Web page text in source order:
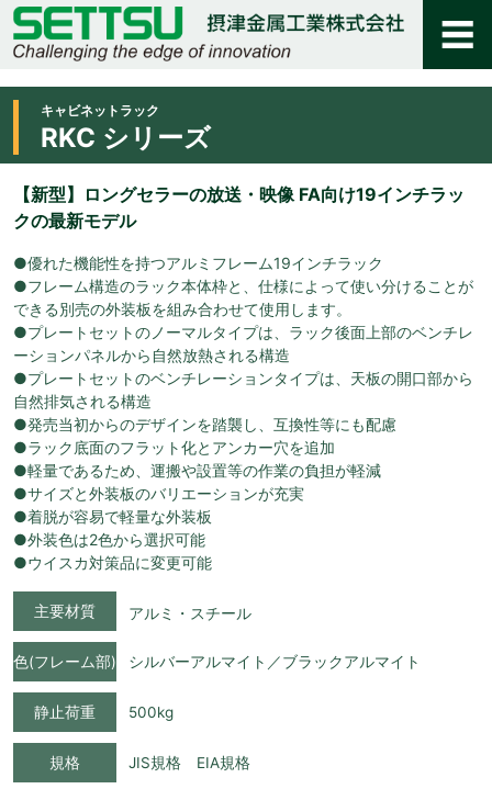
キャビネットラック
RKC シリーズ
【新型】ロングセラーの放送・映像 FA向け19インチラッ
クの最新モデル
●優れた機能性を持つアルミフレーム19インチラック
●フレーム構造のラック本体枠と、仕様によって使い分けることが
できる別売の外装板を組み合わせて使用します。
●プレートセットのノーマルタイプは、ラック後面上部のベンチレ
ーションパネルから自然放熱される構造
●プレートセットのベンチレーションタイプは、天板の開口部から
自然排気される構造
●発売当初からのデザインを踏襲し、互換性等にも配慮
●ラック底面のフラット化とアンカー穴を追加
●軽量であるため、運搬や設置等の作業の負担が軽減
●サイズと外装板のバリエーションが充実
●着脱が容易で軽量な外装板
●外装色は2色から選択可能
●ウイスカ対策品に変更可能
主要材質 アルミ・スチール
色(フレーム部) シルバーアルマイト／ブラックアルマイト
静止荷重 500kg
規格 JIS規格 EIA規格